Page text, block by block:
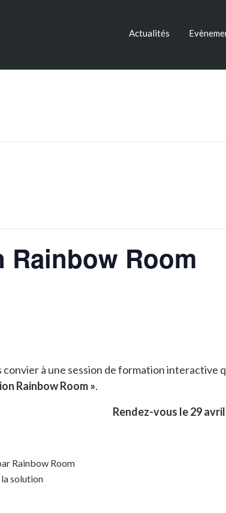
Actualités
Rainbow Room
convier à une session de formation interactive
Rainbow Room ».
Rendez-vous le 29
Rainbow Room
solution